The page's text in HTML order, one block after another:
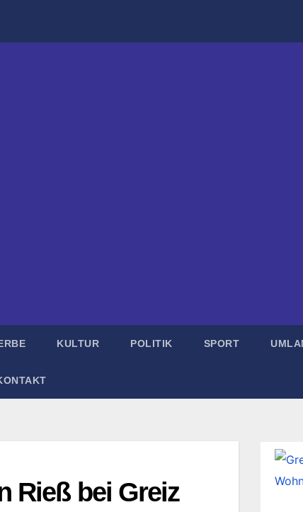
KULTUR POLITIK SPORT
Rieß bei Greiz